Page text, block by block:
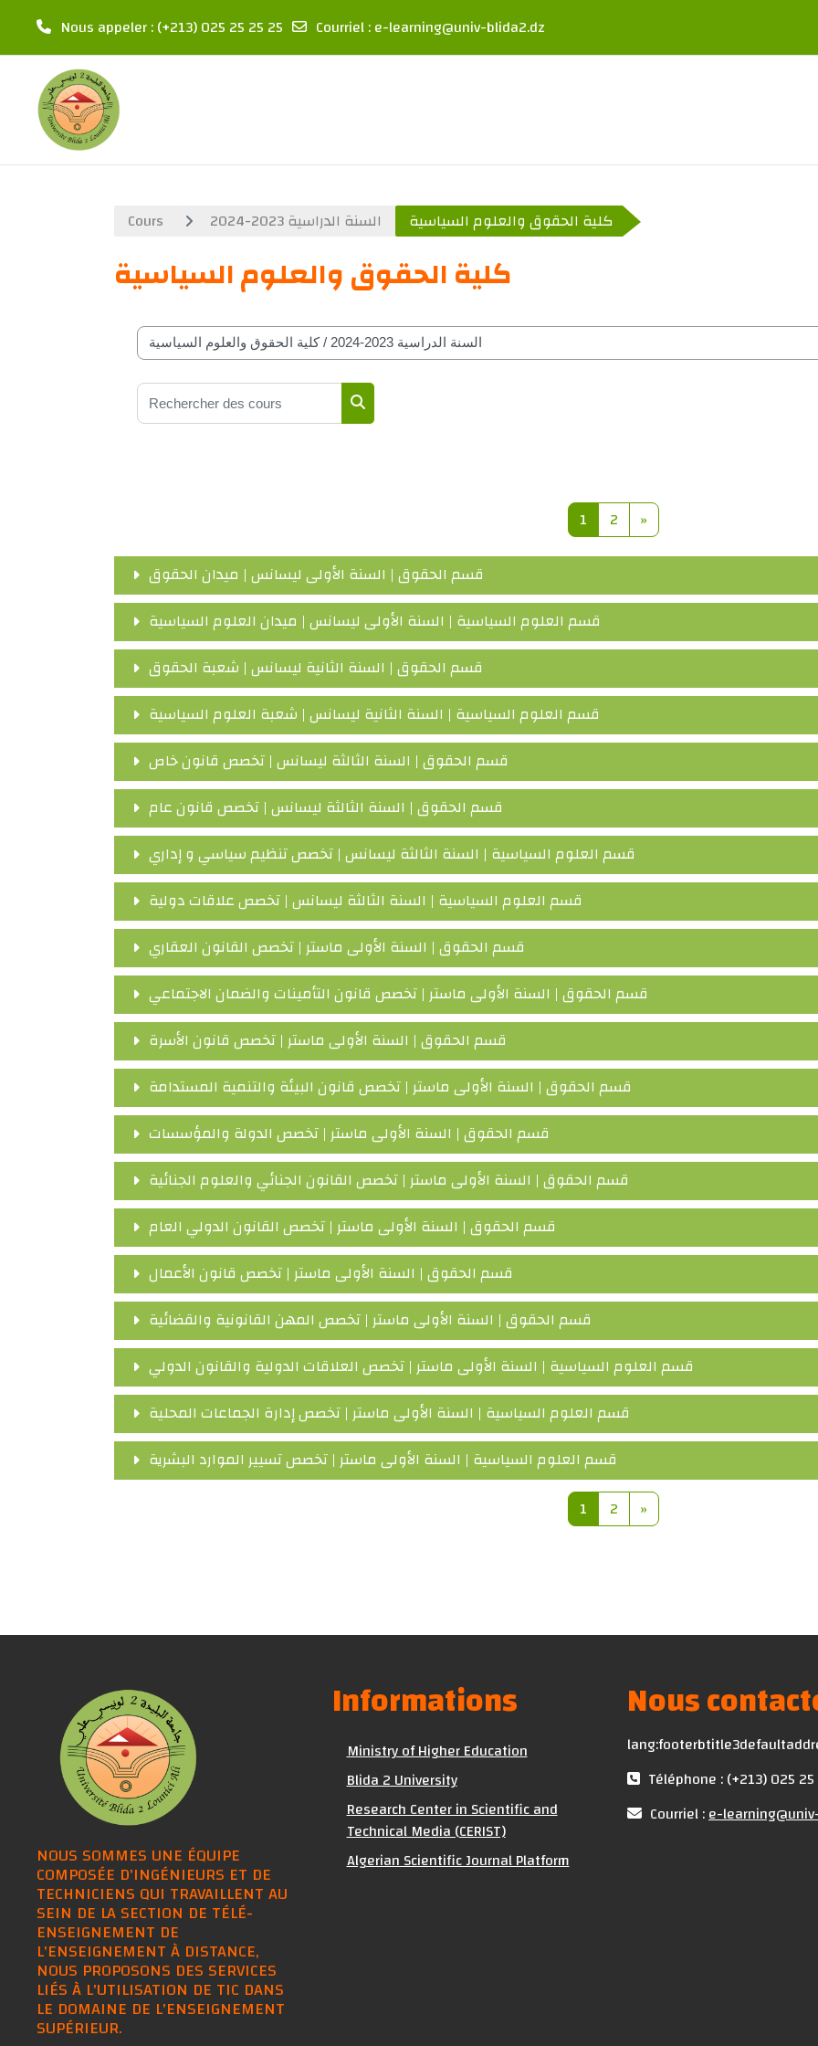
Passer au contenu principal
Nous appeler: (+213) 025 25 25 25 Courriel:e-learning@univ-blida2.dz
Cours السنة الدراسية 2023-2024 كلية الحقوق والعلوم السياسية
كلية الحقوق والعلوم السياسية
Catégories de cours
Rechercher des cours
Rechercher des cours
1 Page 1
2 Page 2
» Page suivante
قسم الحقوق | السنة الأولى ليسانس | ميدان الحقوق
قسم العلوم السياسية | السنة الأولى ليسانس | ميدان العلوم السياسية
قسم الحقوق | السنة الثانية ليسانس | شعبة الحقوق
قسم العلوم السياسية | السنة الثانية ليسانس | شعبة العلوم السياسية
قسم الحقوق | السنة الثالثة ليسانس | تخصص قانون خاص
قسم الحقوق | السنة الثالثة ليسانس | تخصص قانون عام
قسم العلوم السياسية | السنة الثالثة ليسانس | تخصص تنظيم سياسي و إداري
قسم العلوم السياسية | السنة الثالثة ليسانس | تخصص علاقات دولية
قسم الحقوق | السنة الأولى ماستر | تخصص القانون العقاري
قسم الحقوق | السنة الأولى ماستر | تخصص قانون التأمينات والضمان الاجتماعي
قسم الحقوق | السنة الأولى ماستر | تخصص قانون الأسرة
قسم الحقوق | السنة الأولى ماستر | تخصص قانون البيئة والتنمية المستدامة
قسم الحقوق | السنة الأولى ماستر | تخصص الدولة والمؤسسات
قسم الحقوق | السنة الأولى ماستر | تخصص القانون الجنائي والعلوم الجنائية
قسم الحقوق | السنة الأولى ماستر | تخصص القانون الدولي العام
قسم الحقوق | السنة الأولى ماستر | تخصص قانون الأعمال
قسم الحقوق | السنة الأولى ماستر | تخصص المهن القانونية والقضائية
قسم العلوم السياسية | السنة الأولى ماستر | تخصص العلاقات الدولية والقانون الدولي
قسم العلوم السياسية | السنة الأولى ماستر | تخصص إدارة الجماعات المحلية
قسم العلوم السياسية | السنة الأولى ماستر | تخصص تسيير الموارد البشرية
1 Page 1
2 Page 2
» Page suivante
NOUS SOMMES UNE ÉQUIPE
COMPOSÉE D'INGÉNIEURS ET DE
TECHNICIENS QUI TRAVAILLENT AU
SEIN DE LA SECTION DE TÉLÉ-
ENSEIGNEMENT DE
L'ENSEIGNEMENT À DISTANCE,
NOUS PROPOSONS DES SERVICES
LIÉS À L'UTILISATION DE TIC DANS
LE DOMAINE DE L'ENSEIGNEMENT
SUPÉRIEUR.
Informations
Ministry of Higher Education
Blida 2 University
Research Center in Scientific and
Technical Media (CERIST)
Algerian Scientific Journal Platform
Nous
Téléphone : (+213) 025
Courriel :e-